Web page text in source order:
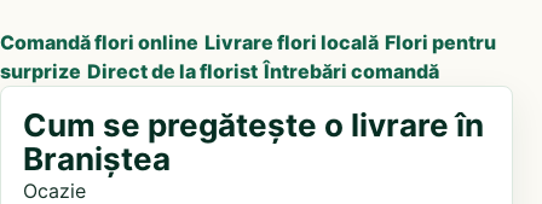
Comandă flori online Livrare flori locală Flori pentru
surprize Direct de la florist Întrebări comandă
Cum se pregătește o livrare în
Braniștea
Ocazie